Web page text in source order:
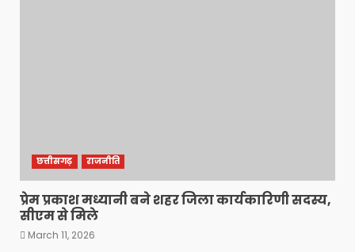
छत्तीसगढ़ राजनीति
प्रेम प्रकाश मध्यानी बने शहर जिला कार्यकारिणी सदस्य,
सीएम से मिले
March 11, 2026